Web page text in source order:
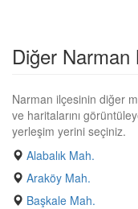
Diğer
Narman ilçesinin diğer
ve haritalarını
yerleşim yerini seçiniz.
Alabalık Mah.
Araköy Mah.
Başkale Mah.